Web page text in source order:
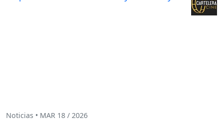
Noticias • MAR 18 / 2026